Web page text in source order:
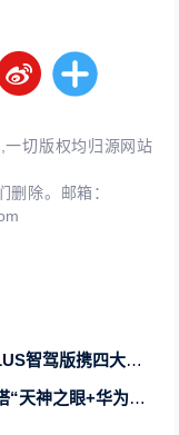
切版权均归源网站
删除。邮箱：
携四大升级强势登场
驾”，重塑硬派越野新标杆